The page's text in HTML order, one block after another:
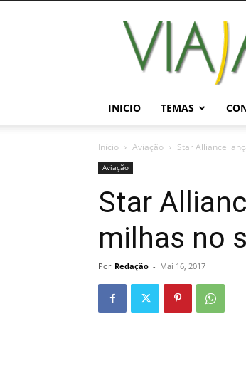
Viajar
Online
INICIO TEMAS
Início Aviação Star Alliance
Aviação
Star
milhas no
Por Redação - Mai 16, 2017